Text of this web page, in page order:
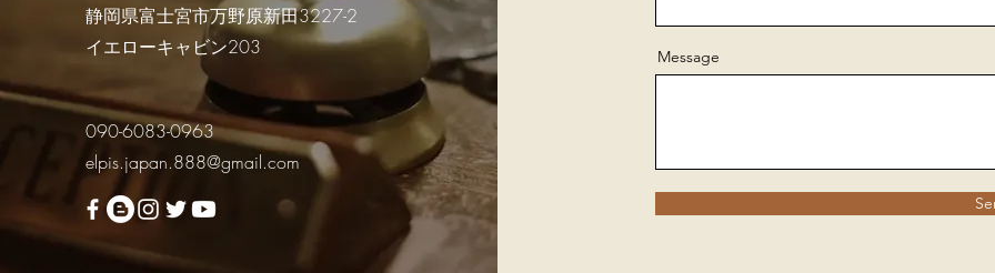
静岡県富士宮市万野原新田3227-2
イエローキャビン203
090-6083-0963
elpis.japan.888@gmail.com
Message